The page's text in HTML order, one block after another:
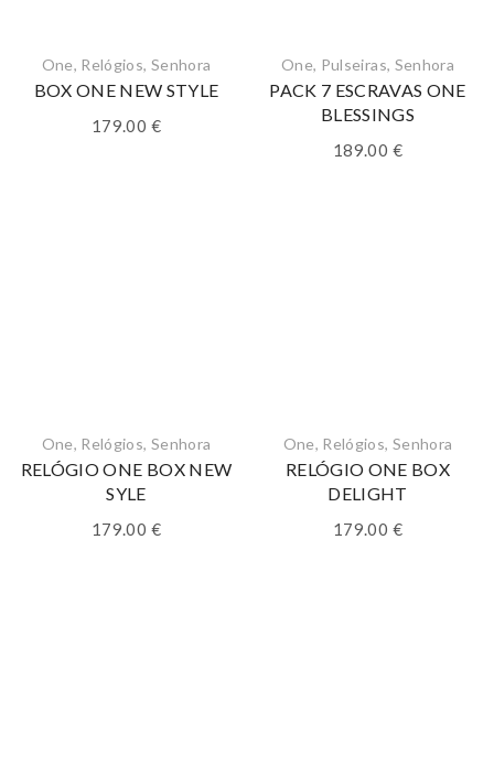
One, Relógios, Senhora
BOX ONE NEW STYLE
179.00 €
One, Pulseiras, Senhora
PACK 7 ESCRAVAS ONE
BLESSINGS
189.00 €
One, Relógios, Senhora
RELÓGIO ONE BOX NEW
SYLE
179.00 €
One, Relógios, Senhora
RELÓGIO ONE BOX
DELIGHT
179.00 €